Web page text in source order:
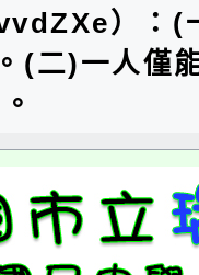
）：(
(二)一人僅